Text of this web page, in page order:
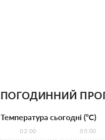
ПОГОДИННИЙ
Температура сьогодні (°С)
02:00 05:00